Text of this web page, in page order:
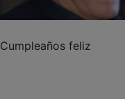
Cumpleaños feliz